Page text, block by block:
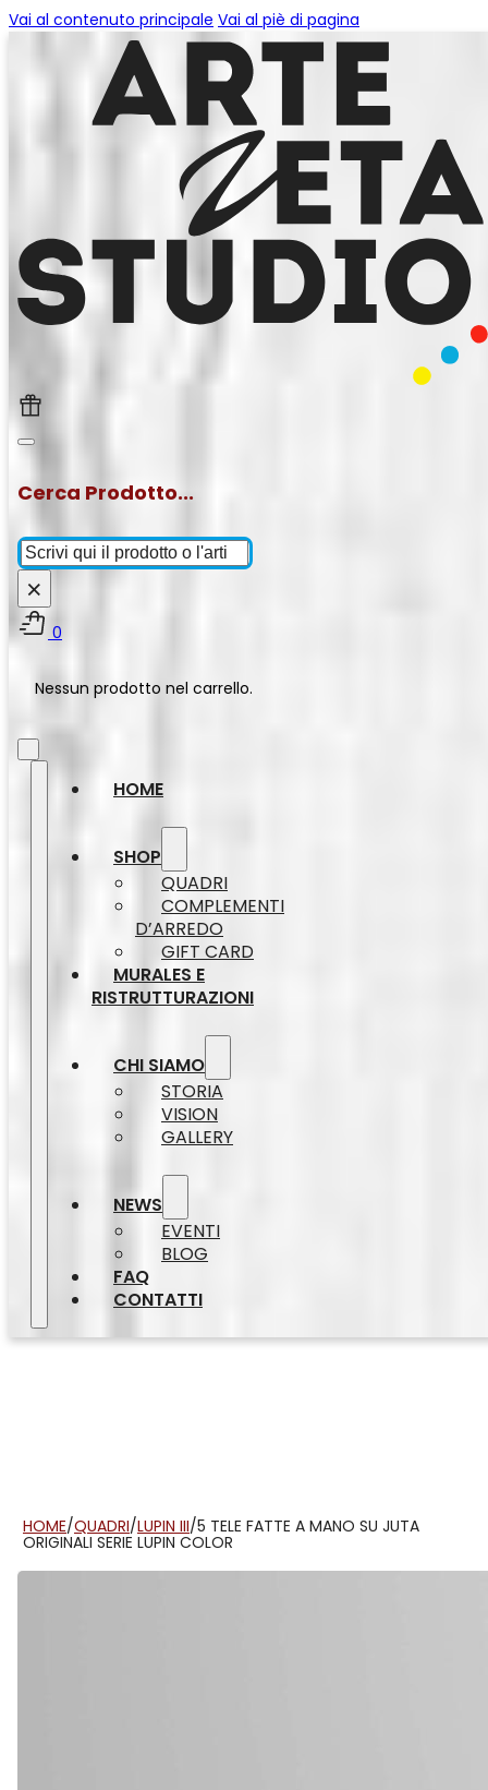
Vai al contenuto principale Vai al piè di pagina
Cerca Prodotto...
Cerca
×
0
Nessun prodotto nel carrello.
HOME
SHOP
QUADRI
COMPLEMENTI
D’ARREDO
GIFT CARD
MURALES E
RISTRUTTURAZIONI
CHI SIAMO
STORIA
VISION
GALLERY
NEWS
EVENTI
BLOG
FAQ
CONTATTI
HOME/QUADRI/LUPIN III/5 TELE FATTE A MANO SU JUTA
ORIGINALI SERIE LUPIN COLOR